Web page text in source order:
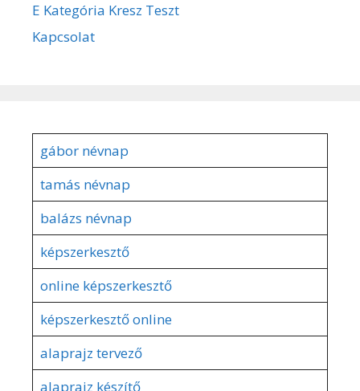
E Kategória Kresz Teszt
Kapcsolat
gábor névnap
tamás névnap
balázs névnap
képszerkesztő
online képszerkesztő
képszerkesztő online
alaprajz tervező
alaprajz készítő